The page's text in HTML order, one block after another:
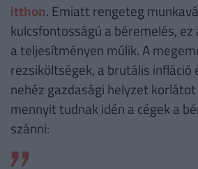
itthon. Emiatt rengeteg
kulcsfontosságú a béremelés,
a teljesítményen múlik. A
rezsiköltségek, a brutális infláció
nehéz gazdasági helyzet
mennyit tudnak idén a cégek a
szánni: